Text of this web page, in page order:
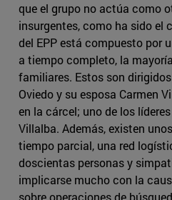
que el grupo no actúa como
insurgentes, como ha sido el
del EPP está compuesto por
a tiempo completo, la
familiares. Estos son
Oviedo y su esposa Carmen
en la cárcel; uno de los
Villalba. Además, existen
tiempo parcial, una red
doscientas personas y
implicarse mucho con la